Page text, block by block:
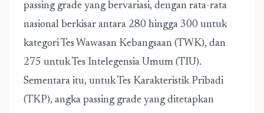
passing grade yang bervariasi, dengan rata-rata
nasional berkisar antara 280 hingga 300 untuk
kategori Tes Wawasan Kebangsaan (TWK), dan
275 untuk Tes Intelegensia Umum (TIU).
Sementara itu, untuk Tes Karakteristik Pribadi
(TKP), angka passing grade yang ditetapkan